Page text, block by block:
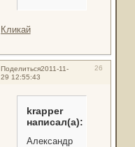
Кликай
Поделиться 26
2011-11-
29 12:55:43
krapper
написал(а):
Александр